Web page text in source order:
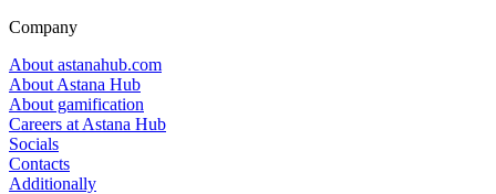
Company
About astanahub.com
About Astana Hub
About gamification
Careers at Astana Hub
Socials
Contacts
Additionally